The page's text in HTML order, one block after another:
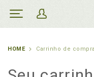
HOME Carrinho de